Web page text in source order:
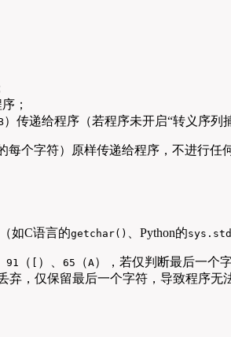
；
）传递给程序（若程序未开启“转义序列
每个字符）原样传递给程序，不进行任
如C语言的getchar() 、Python的
91 （ ）、 65 （A），若仅判断最后一个
弃，仅保留最后一个字符，导致程序无